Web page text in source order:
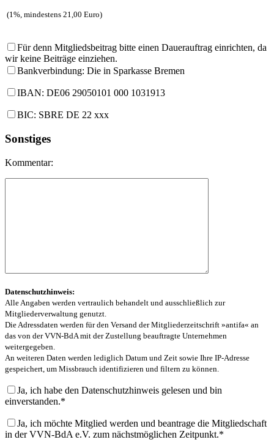
(1%, mindestens 21,00 Euro)
Für denn Mitgliedsbeitrag bitte einen Dauerauftrag einrichten, da
wir keine Beiträge einziehen.
Bankverbindung: Die in Sparkasse Bremen
IBAN: DE06 29050101 000 1031913
BIC: SBRE DE 22 xxx
Sonstiges
Kommentar:
Datenschutzhinweis:
Alle Angaben werden vertraulich behandelt und ausschließlich zur
Mitgliederverwaltung genutzt.
Die Adressdaten werden für den Versand der Mitgliederzeitschrift »antifa« an
das von der VVN-BdA mit der Zustellung beauftragte Unternehmen
weitergegeben.
An weiteren Daten werden lediglich Datum und Zeit sowie Ihre IP-Adresse
gespeichert, um Missbrauch identifizieren und filtern zu können.
Ja, ich habe den Datenschutzhinweis gelesen und bin
einverstanden.*
Ja, ich möchte Mitglied werden und beantrage die Mitgliedschaft
in der VVN-BdA e.V. zum nächstmöglichen Zeitpunkt.*